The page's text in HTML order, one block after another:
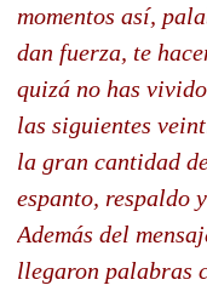
momentos así,
dan fuerza, te
quizá no has
las siguientes
la gran cantidad
espanto, respaldo
Además del
llegaron palabras